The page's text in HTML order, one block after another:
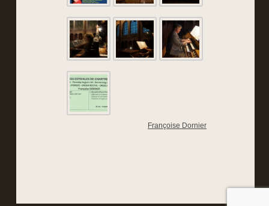
Françoise Dornier